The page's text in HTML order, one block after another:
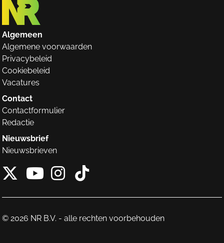
Algemeen
Algemene voorwaarden
Privacybeleid
Cookiebeleid
Vacatures
Contact
Contactformulier
Redactie
Nieuwsbrief
Nieuwsbrieven
X van NieuwRechts
Instagram van
Tiktok van
© 2026 NR B.V. - alle rechten voorbehouden